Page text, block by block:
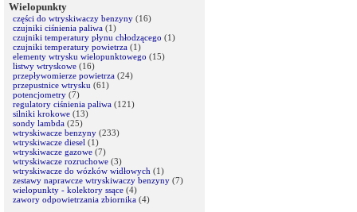
Wielopunkty
części do wtryskiwaczy benzyny (16)
czujniki ciśnienia paliwa (1)
czujniki temperatury płynu chłodzącego (1)
czujniki temperatury powietrza (1)
elementy wtrysku wielopunktowego (15)
listwy wtryskowe (16)
przepływomierze powietrza (24)
przepustnice wtrysku (61)
potencjometry (7)
regulatory ciśnienia paliwa (121)
silniki krokowe (13)
sondy lambda (25)
wtryskiwacze benzyny (233)
wtryskiwacze diesel (1)
wtryskiwacze gazowe (7)
wtryskiwacze rozruchowe (3)
wtryskiwacze do wózków widłowych (1)
zestawy naprawcze wtryskiwaczy benzyny (7)
wielopunkty - kolektory ssące (4)
zawory odpowietrzania zbiornika (4)